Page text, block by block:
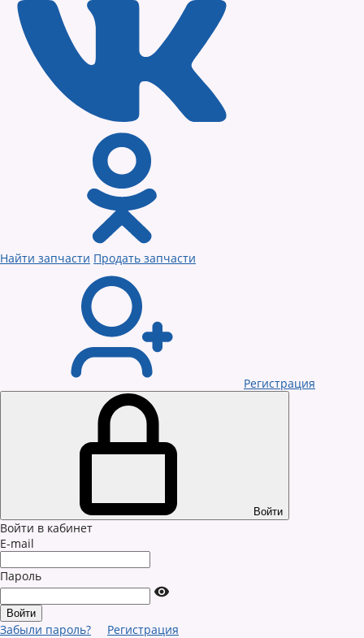
Найти запчасти Продать запчасти
Регистрация
Войти
Войти в кабинет
E-mail
Пароль
Забыли пароль? Регистрация